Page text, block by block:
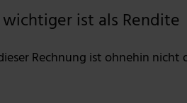
ist als Rendite
Rechnung ist ohnehin nicht